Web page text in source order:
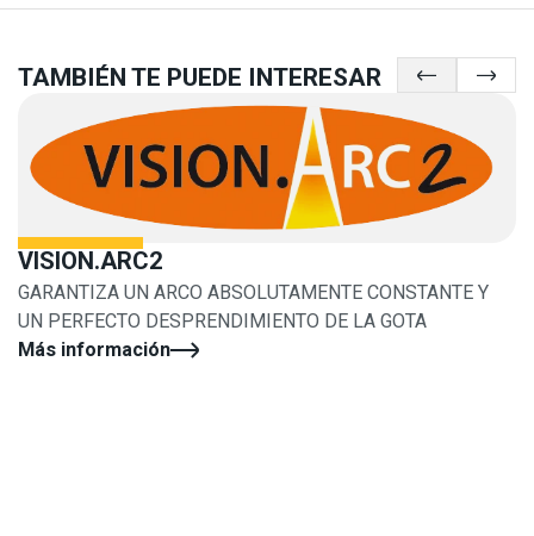
TAMBIÉN TE PUEDE INTERESAR
VISION.ARC2
GARANTIZA UN ARCO ABSOLUTAMENTE CONSTANTE Y
UN PERFECTO DESPRENDIMIENTO DE LA GOTA
Más información